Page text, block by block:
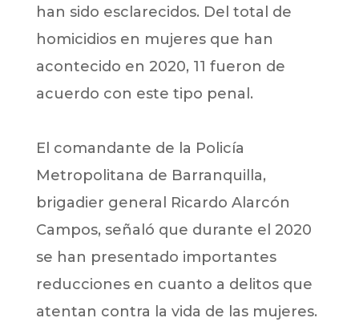
han sido esclarecidos. Del total de
homicidios en mujeres que han
acontecido en 2020, 11 fueron de
acuerdo con este tipo penal.
El comandante de la Policía
Metropolitana de Barranquilla,
brigadier general Ricardo Alarcón
Campos, señaló que durante el 2020
se han presentado importantes
reducciones en cuanto a delitos que
atentan contra la vida de las mujeres.